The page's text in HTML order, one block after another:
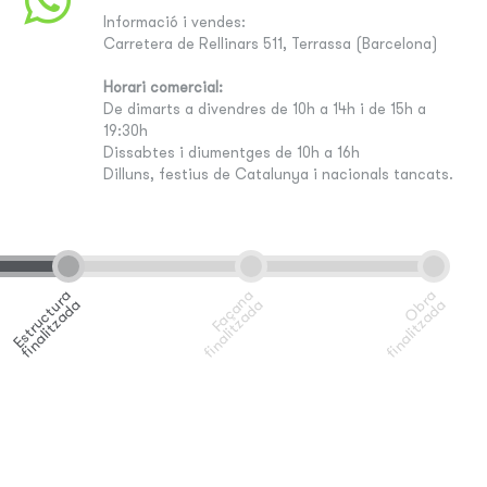
Informació i vendes:
Carretera de Rellinars 511, Terrassa (Barcelona)
Horari comercial:
De dimarts a divendres de 10h a 14h i de 15h a
19:30h
Dissabtes i diumentges de 10h a 16h
Dilluns, festius de Catalunya i nacionals tancats.
E
s
t
r
u
c
t
u
r
a
f
i
n
a
l
i
t
z
a
d
a F
a
ç
a
n
a
f
i
n
a
l
i
t
z
a
d
a O
b
r
a
f
i
n
a
l
i
t
z
a
d
a